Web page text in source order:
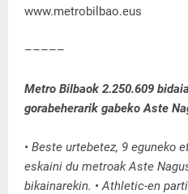
www.metrobilbao.eus
–––––
Metro Bilbaok 2.250.609
gorabeherarik gabeko Aste
• Beste urtebetez, 9 eguneko
eskaini du metroak Aste
bikainarekin. • Athletic-en